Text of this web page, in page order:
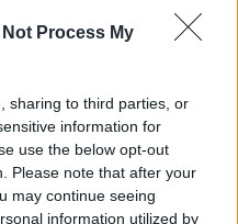
Not Process My
sharing to third parties, or
information for
use the below opt-out
Please note that after your
may continue seeing
information utilized by
silla de ruedas y cuatro
otras comodidades
con los nuevos
la información a los
Guaguas Municipales a
cuentan con unos
que los usuarios puedan
móviles o de sus